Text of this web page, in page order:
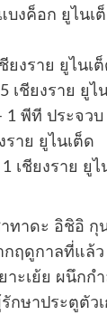
บงค็อก ยูไนเ
ยงราย ยูไนเ
เชียงราย ยูไ
1 พีที ประจว
ราย ยูไนเต็ด
เชียงราย ยูไ
าทาดะ อิชิอิ
กฤดูกาลที่แ
ะเย้ย ผนึกก
ษาประตูตัว